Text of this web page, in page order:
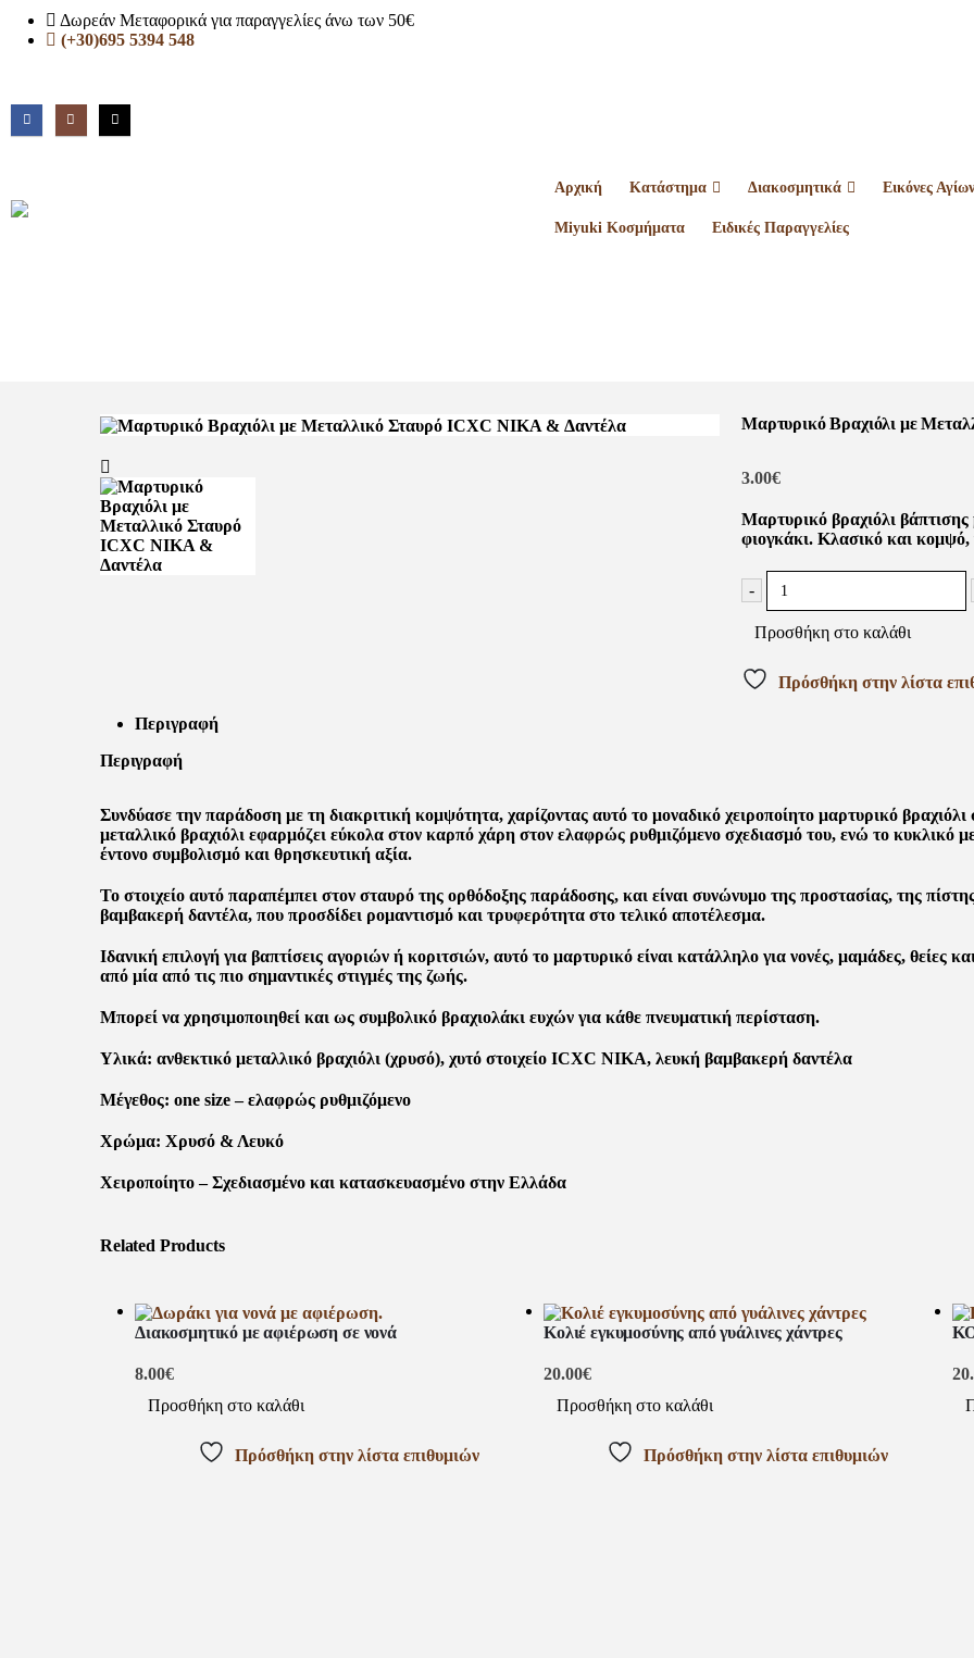
Δωρεάν Μεταφορικά για παραγγελίες άνω των 50€
(+30)695 5394 548
Αρχική Κατάστημα Διακοσμητικά Εικόνες Αγίων
Miyuki Κοσμήματα Ειδικές Παραγγελίες
Μαρτυρικό Βραχιόλι με
3.00€
Μαρτυρικό βραχιόλι
φιογκάκι. Κλασικό και κομψό,
-
Προσθήκη στο καλάθι
Πρόσθήκη στην λίστα
Περιγραφή
Περιγραφή
Συνδύασε την παράδοση με τη διακριτική κομψότητα, χαρίζοντας αυτό το μοναδικό χειροποίητο μαρτυρικό
μεταλλικό βραχιόλι εφαρμόζει εύκολα στον καρπό χάρη στον ελαφρώς ρυθμιζόμενο σχεδιασμό του, ενώ το κυκλικό
έντονο συμβολισμό και θρησκευτική αξία.
Το στοιχείο αυτό παραπέμπει στον σταυρό της ορθόδοξης παράδοσης, και είναι συνώνυμο της προστασίας, της
βαμβακερή δαντέλα, που προσδίδει ρομαντισμό και τρυφερότητα στο τελικό αποτέλεσμα.
Ιδανική επιλογή για βαπτίσεις αγοριών ή κοριτσιών, αυτό το μαρτυρικό είναι κατάλληλο για νονές, μαμάδες, θείες
από μία από τις πιο σημαντικές στιγμές της ζωής.
Μπορεί να χρησιμοποιηθεί και ως συμβολικό βραχιολάκι ευχών για κάθε πνευματική περίσταση.
Υλικά: ανθεκτικό μεταλλικό βραχιόλι (χρυσό), χυτό στοιχείο ICXC NIKA, λευκή βαμβακερή δαντέλα
Μέγεθος: one size – ελαφρώς ρυθμιζόμενο
Χρώμα: Χρυσό & Λευκό
Χειροποίητο – Σχεδιασμένο και κατασκευασμένο στην Ελλάδα
Related Products
Διακοσμητικό με αφιέρωση σε νονά
8.00€
Προσθήκη στο καλάθι
Πρόσθήκη στην λίστα επιθυμιών
Κολιέ εγκυμοσύνης από γυάλινες χάντρες
20.00€
Προσθήκη στο καλάθι
Πρόσθήκη στην λίστα επιθυμιών